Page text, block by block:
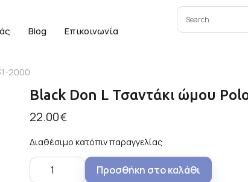
Blog Επικοινωνία
2000
Black Don L Τσαντάκι ώμου
22.00€
Διαθέσιμο κατόπιν παραγγελίας
Προσθήκη στο καλάθι